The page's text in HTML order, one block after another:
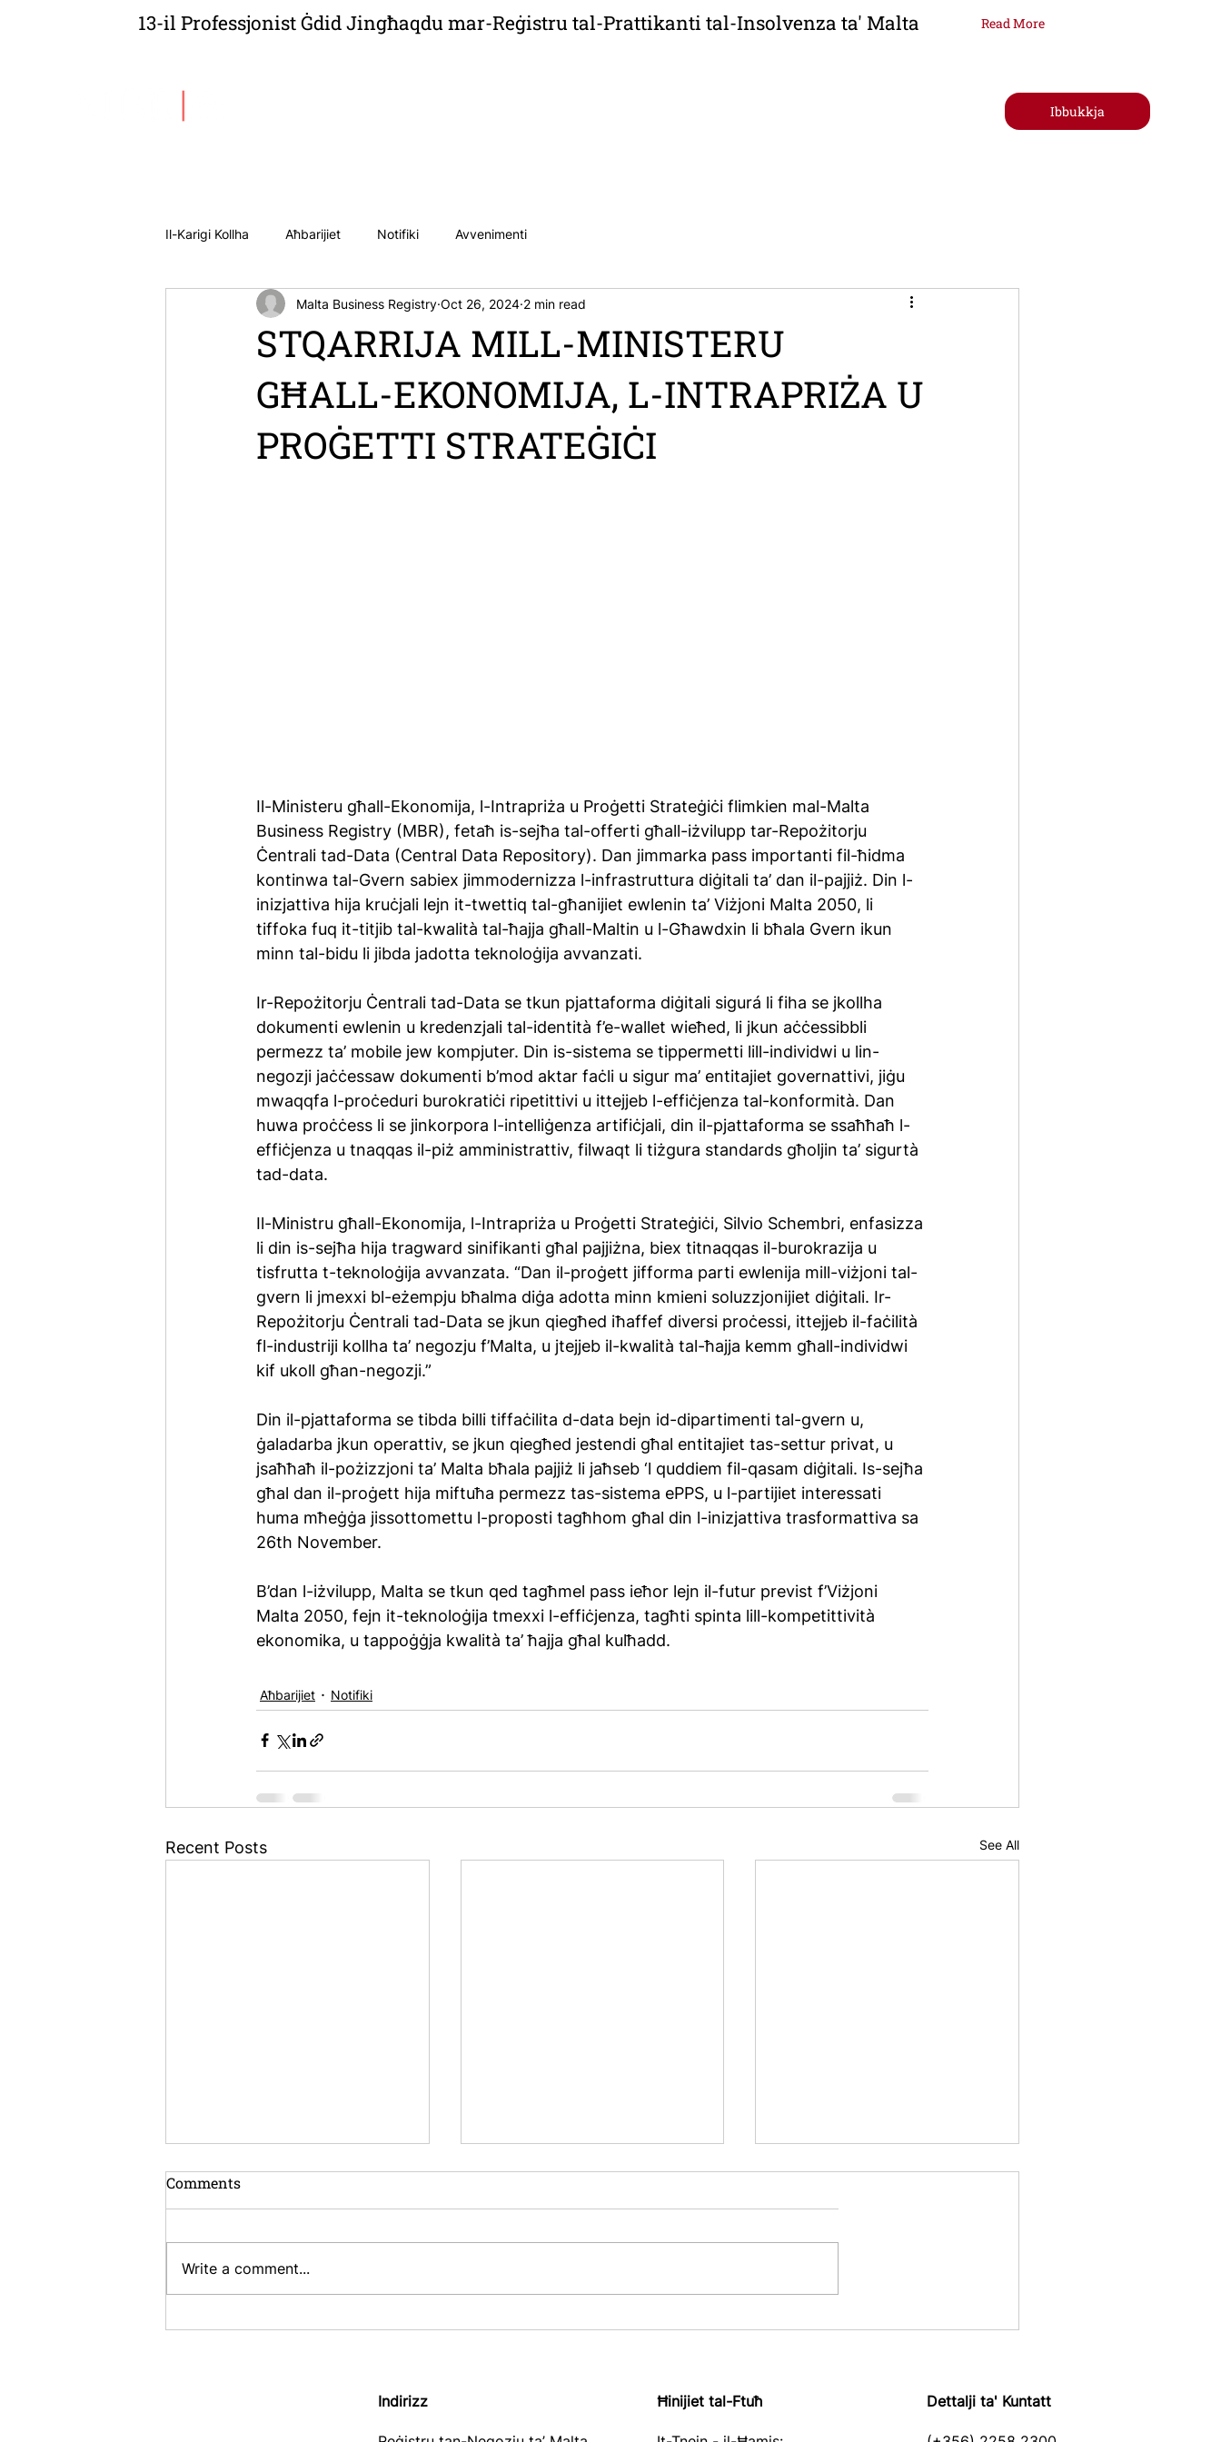
13-il Professjonist Ġdid Jingħaqdu mar-Reġistru tal-Prattikanti tal-Insolvenza ta' Malta Read More
Ibbukkja
Il-Karigi Kollha Aħbarijiet Notifiki Avvenimenti
STQARRIJA MILL-MINISTERU
GĦALL-EKONOMIJA, L-INTRAPRIŻA U
PROĠETTI STRATEĠIĊI
Malta Business Registry Oct 26, 2024 2 min read
Il-Ministeru għall-Ekonomija, l-Intrapriża u Proġetti Strateġiċi flimkien mal-Malta
Business Registry (MBR), fetaħ is-sejħa tal-offerti għall-iżvilupp tar-Repożitorju
Ċentrali tad-Data (Central Data Repository). Dan jimmarka pass importanti fil-ħidma
kontinwa tal-Gvern sabiex jimmodernizza l-infrastruttura diġitali ta’ dan il-pajjiż. Din l-
inizjattiva hija kruċjali lejn it-twettiq tal-għanijiet ewlenin ta’ Viżjoni Malta 2050, li
tiffoka fuq it-titjib tal-kwalità tal-ħajja għall-Maltin u l-Għawdxin li bħala Gvern ikun
minn tal-bidu li jibda jadotta teknoloġija avvanzati.
Ir-Repożitorju Ċentrali tad-Data se tkun pjattaforma diġitali sigurá li fiha se jkollha
dokumenti ewlenin u kredenzjali tal-identità f’e-wallet wieħed, li jkun aċċessibbli
permezz ta’ mobile jew kompjuter. Din is-sistema se tippermetti lill-individwi u lin-
negozji jaċċessaw dokumenti b’mod aktar faċli u sigur ma’ entitajiet governattivi, jiġu
mwaqqfa l-proċeduri burokratiċi ripetittivi u ittejjeb l-effiċjenza tal-konformità. Dan
huwa proċċess li se jinkorpora l-intelliġenza artifiċjali, din il-pjattaforma se ssaħħaħ l-
effiċjenza u tnaqqas il-piż amministrattiv, filwaqt li tiżgura standards għoljin ta’ sigurtà
tad-data.
Il-Ministru għall-Ekonomija, l-Intrapriża u Proġetti Strateġiċi, Silvio Schembri, enfasizza
li din is-sejħa hija tragward sinifikanti għal pajjiżna, biex titnaqqas il-burokrazija u
tisfrutta t-teknoloġija avvanzata. “Dan il-proġett jifforma parti ewlenija mill-viżjoni tal-
gvern li jmexxi bl-eżempju bħalma diġa adotta minn kmieni soluzzjonijiet diġitali. Ir-
Repożitorju Ċentrali tad-Data se jkun qiegħed iħaffef diversi proċessi, ittejjeb il-faċilità
fl-industriji kollha ta’ negozju f’Malta, u jtejjeb il-kwalità tal-ħajja kemm għall-individwi
kif ukoll għan-negozji.”
Din il-pjattaforma se tibda billi tiffaċilita d-data bejn id-dipartimenti tal-gvern u,
ġaladarba jkun operattiv, se jkun qiegħed jestendi għal entitajiet tas-settur privat, u
jsaħħaħ il-pożizzjoni ta’ Malta bħala pajjiż li jaħseb ‘l quddiem fil-qasam diġitali. Is-sejħa
għal dan il-proġett hija miftuħa permezz tas-sistema ePPS, u l-partijiet interessati
huma mħeġġa jissottomettu l-proposti tagħhom għal din l-inizjattiva trasformattiva sa
26th November.
B’dan l-iżvilupp, Malta se tkun qed tagħmel pass ieħor lejn il-futur previst f’Viżjoni
Malta 2050, fejn it-teknoloġija tmexxi l-effiċjenza, tagħti spinta lill-kompetittività
ekonomika, u tappoġġja kwalità ta’ ħajja għal kulħadd.
Aħbarijiet Notifiki
Recent Posts See All
Comments
Write a comment...
Indirizz Ħinijiet tal-Ftuħ Dettalji ta' Kuntatt